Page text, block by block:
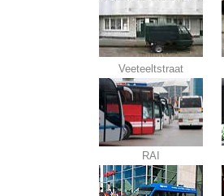
Veeteeltstraat
RAI